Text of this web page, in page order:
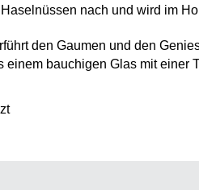
nach und wird im
den Gaumen und den
einem bauchigen Glas mit einer